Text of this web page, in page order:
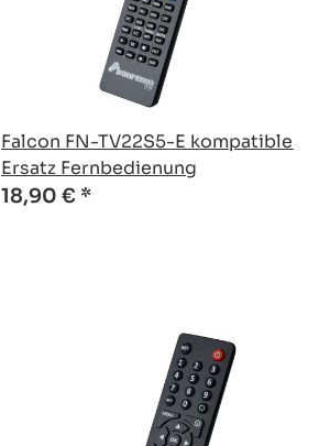
Falcon FN-TV22S5-E kompatible
Ersatz Fernbedienung
18,90 € *